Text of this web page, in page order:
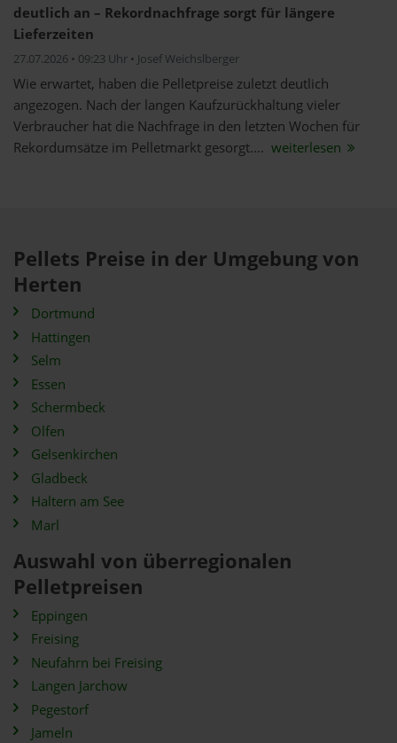
deutlich an – Rekordnachfrage sorgt für längere
Lieferzeiten
27.07.2026 • 09:23 Uhr • Josef Weichslberger
Wie erwartet, haben die Pelletpreise zuletzt deutlich
angezogen. Nach der langen Kaufzurückhaltung vieler
Verbraucher hat die Nachfrage in den letzten Wochen für
Rekordumsätze im Pelletmarkt gesorgt.... weiterlesen
Pellets Preise in der Umgebung von
Herten
Dortmund
Hattingen
Selm
Essen
Schermbeck
Olfen
Gelsenkirchen
Gladbeck
Haltern am See
Marl
Auswahl von überregionalen
Pelletpreisen
Eppingen
Freising
Neufahrn bei Freising
Langen Jarchow
Pegestorf
Jameln